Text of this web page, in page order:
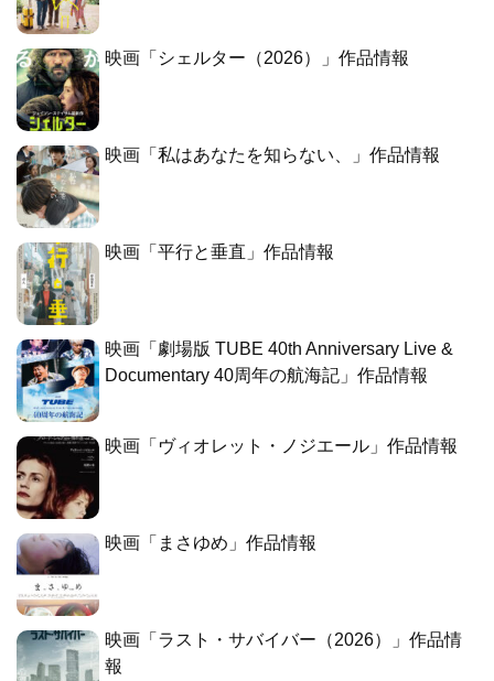
映画「シェルター（2026）」作品情報
映画「私はあなたを知らない、」作品情報
映画「平行と垂直」作品情報
映画「劇場版 TUBE 40th Anniversary Live &
Documentary 40周年の航海記」作品情報
映画「ヴィオレット・ノジエール」作品情報
映画「まさゆめ」作品情報
映画「ラスト・サバイバー（2026）」作品情
報